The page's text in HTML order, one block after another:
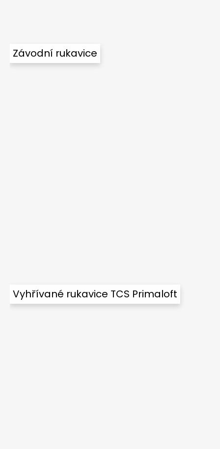
Závodní rukavice
Vyhřívané rukavice TCS Primaloft